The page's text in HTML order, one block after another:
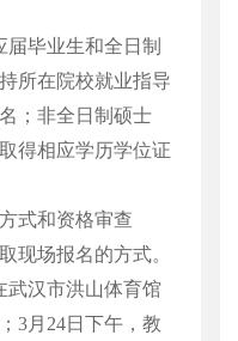
毕业生和全日制
所在院校就业指导
；非全日制硕士
得相应学历学位证
式和资格审查
现场报名的方式。
武汉市洪山体育馆
3月 24日下午，教